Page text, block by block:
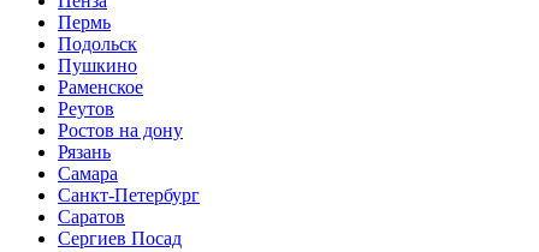
Пермь
Подольск
Пушкино
Раменское
Реутов
Ростов на дону
Рязань
Самара
Санкт-Петербург
Саратов
Сергиев Посад